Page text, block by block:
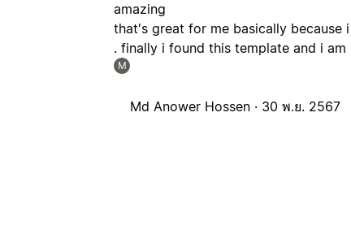
amazing
that's great for me basically
. finally i found this template and i
M
Md Anower Hossen · 30 พ.ย. 2567